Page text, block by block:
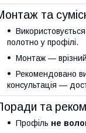
та
полотно у профілі.
Монтаж — врізний
Рекомендовано
консультація —
та
Профіль не